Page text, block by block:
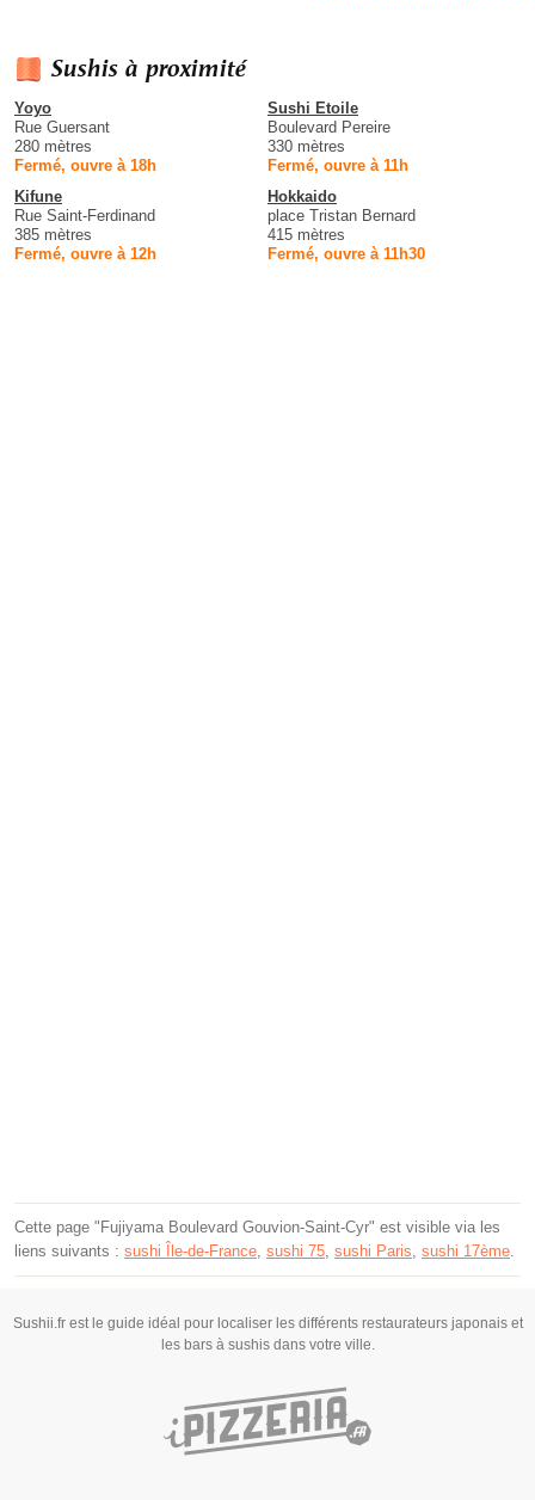
Sushis à proximité
Yoyo
Rue Guersant
280 mètres
Fermé, ouvre à 18h
Sushi Etoile
Boulevard Pereire
330 mètres
Fermé, ouvre à 11h
Kifune
Rue Saint-Ferdinand
385 mètres
Fermé, ouvre à 12h
Hokkaido
place Tristan Bernard
415 mètres
Fermé, ouvre à 11h30
Cette page "Fujiyama Boulevard Gouvion-Saint-Cyr" est visible via les
liens suivants : sushi Île-de-France, sushi 75, sushi Paris, sushi 17ème.
Sushii.fr est le guide idéal pour localiser les différents restaurateurs japonais et
les bars à sushis dans votre ville.